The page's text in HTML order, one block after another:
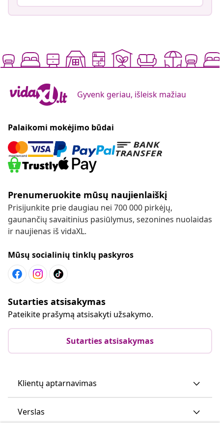
Gyvenk geriau, išleisk mažiau
Palaikomi mokėjimo būdai
Prenumeruokite mūsų naujienlaiškį
Prisijunkite prie daugiau nei 700 000 pirkėjų,
gaunančių savaitinius pasiūlymus, sezonines nuolaidas
ir naujienas iš vidaXL.
Mūsų socialinių tinklų paskyros
Sutarties atsisakymas
Pateikite prašymą atsisakyti užsakymo.
Sutarties atsisakymas
Klientų aptarnavimas
Verslas